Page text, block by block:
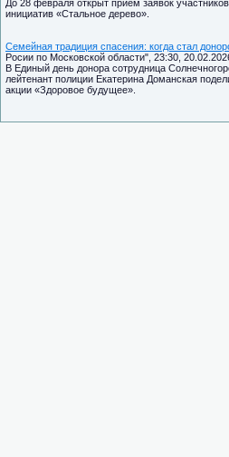
До 28 февраля открыт прием заявок
инициатив «Стальное дерево».
Семейная традиция спасения: когда стал
Росии по Московской области", 23:30,
В Единый день донора сотрудница
лейтенант полиции Екатерина Доманская
акции «Здоровое будущее».